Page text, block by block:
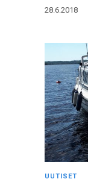
28.6.2018
UUTISET